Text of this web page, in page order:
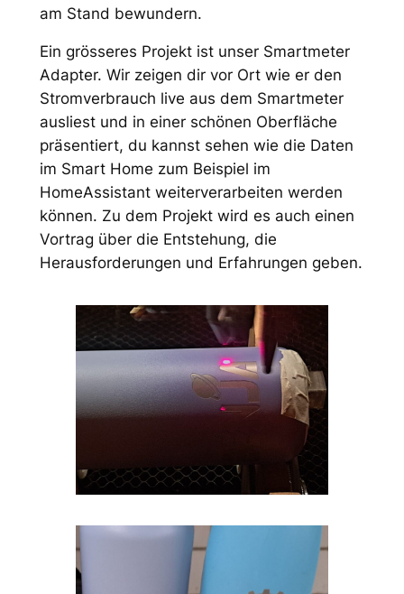
am Stand bewundern.
Ein grösseres Projekt ist unser Smartmeter
Adapter. Wir zeigen dir vor Ort wie er den
Stromverbrauch live aus dem Smartmeter
ausliest und in einer schönen Oberfläche
präsentiert, du kannst sehen wie die Daten
im Smart Home zum Beispiel im
HomeAssistant weiterverarbeiten werden
können. Zu dem Projekt wird es auch einen
Vortrag über die Entstehung, die
Herausforderungen und Erfahrungen geben.